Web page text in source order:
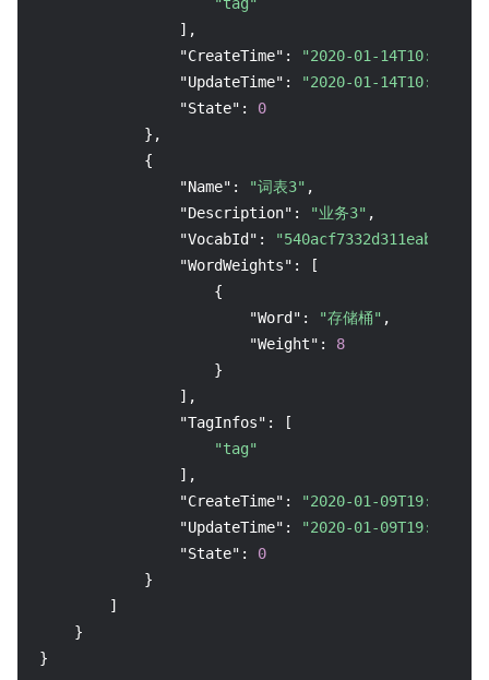
] ,
"CreateTime" :
"2020-01-
"UpdateTime" :
"2020-01-
"State" :
0
} ,
{
"Name" : "词表3" ,
"Description" : "业务3" ,
"VocabId" :
"WordWeights" :
[
{
"Word" : "存储桶" ,
"Weight" :
8
}
] ,
"TagInfos" :
[
"tag"
] ,
"CreateTime" :
"2020-01-
"UpdateTime" :
"2020-01-
"State" :
0
}
]
}
}